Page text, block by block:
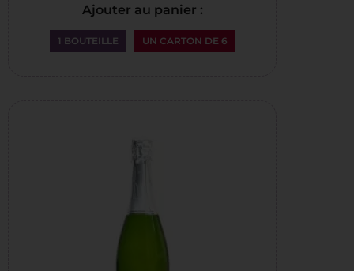
Ajouter au panier :
1 BOUTEILLE UN CARTON DE 6